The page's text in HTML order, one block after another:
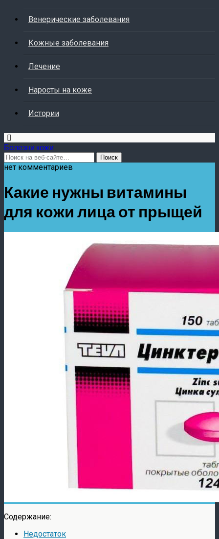
Венерические заболевания
Кожные заболевания
Лечение
Наросты на коже
Истории
Болезни кожи
нет комментариев
Какие нужны витамины
для кожи лица от прыщей
Содержание:
Недостаток